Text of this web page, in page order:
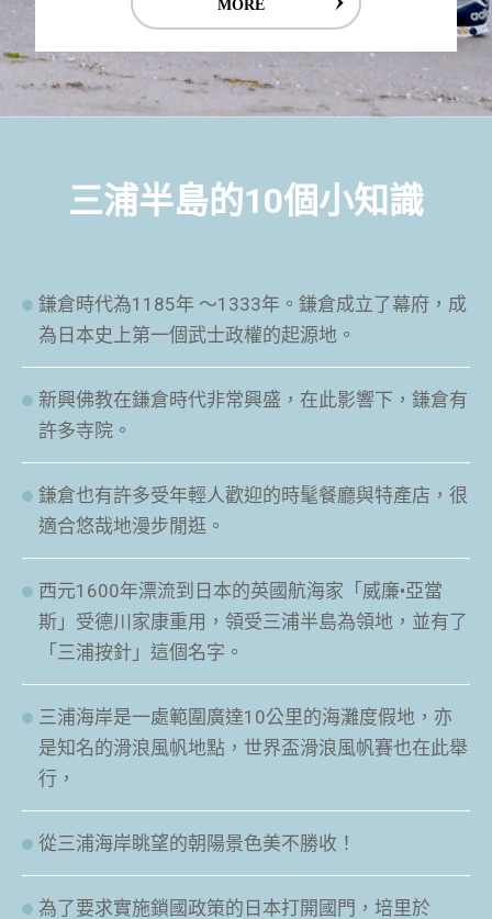
MORE
三浦半島的10個小知識
鎌倉時代為1185年 ～1333年。鎌倉成立了幕府，成
為日本史上第一個武士政權的起源地。
新興佛教在鎌倉時代非常興盛，在此影響下，鎌倉有
許多寺院。
鎌倉也有許多受年輕人歡迎的時髦餐廳與特產店，很
適合悠哉地漫步閒逛。
西元1600年漂流到日本的英國航海家「威廉•亞當
斯」受德川家康重用，領受三浦半島為領地，並有了
「三浦按針」這個名字。
三浦海岸是一處範圍廣達10公里的海灘度假地，亦
是知名的滑浪風帆地點，世界盃滑浪風帆賽也在此舉
行，
從三浦海岸眺望的朝陽景色美不勝收！
為了要求實施鎖國政策的日本打開國門，培里於